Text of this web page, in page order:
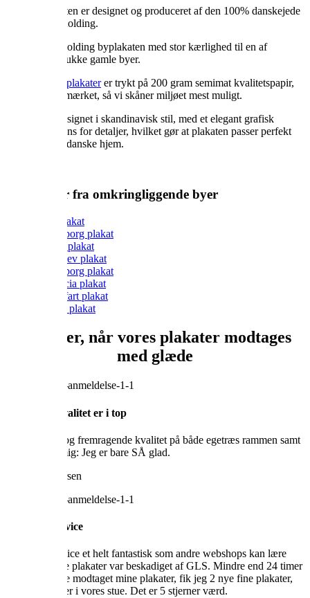
Koldingplakaten er designet og produceret af den 100% danskejede
virksomhed Kolding.
Vi har lavet Kolding byplakaten med stor kærlighed til en af
Danmarks smukke gamle byer.
Vilakula plakaterer trykt på 200 gram semimat kvalitetspapir,
der er FSC® mærket, så vi skåner miljøet mest muligt.
Plakaten er designet i skandinavisk stil, med et elegant grafisk
udtryk med sans for detaljer, hvilket gør at plakaten passer perfekt
ind i de fleste danske hjem.
Byplakater fra omkringliggende byer
Vejle plakat
Sønderborg plakat
Tønder plakat
Haderslev plakat
Sønderborg plakat
Fredericia plakat
Middelfart plakat
Esbjerg plakat
Vi elsker, når vores plakater modtages
med glæde
Service og kvalitet er i top
God service, og fremragende kvalitet på både egetræs rammen samt
billedet. Og mig: Jeg er bare SÅ glad.
Morten Andersen
Vildt god service
Vilakulas service et helt fantastisk som andre webshops kan lære
noget af. Mine plakater var beskadiget af GLS. Mindre end 24 timer
efter jeg havde modtaget mine plakater, fik jeg 2 nye fine plakater,
som nu hænger i vores stue. Det er 5 stjerner værd.